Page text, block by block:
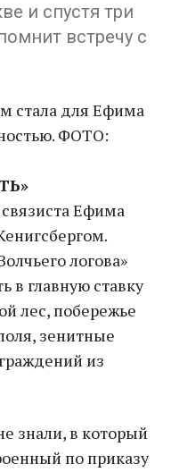
и спустя три
встречу с
стала для Ефима
ФОТО:
Ефима
логова»
в главную ставку
лес, побережье
зенитные
из
знали, в который
по приказу